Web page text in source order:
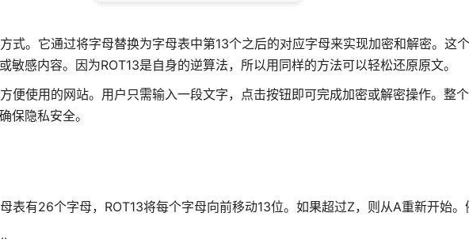
式。它通过将字母替换为字母表中第13个之后的对应字母来实现加密和解密。这
敏感内容。因为ROT13是自身的逆算法，所以用同样的方法可以轻松还原原文。
便使用的网站。用户只需输入一段文字，点击按钮即可完成加密或解密操作。整
保隐私安全。
表有26个字母，ROT13将每个字母向前移动13位。如果超过Z，则从A重新开始。